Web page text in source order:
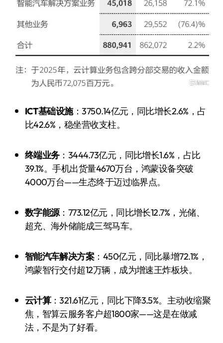
ICT基础设施：3750.14亿元，同比增长2.6%，占
比42.6%，稳坐营收支柱。
终端业务：3444.73亿元，同比增长1.6%，占比
39.1%。手机出货量4670万台，鸿蒙设备突破
4000万台——生态终于迈过临界点。
数字能源：773.12亿元，同比增长12.7%，光储、
超充、海外储能成三驾马车。
智能汽车解决方案：450亿元，同比暴增72.1%，
鸿蒙智行交付超12万辆，成为增速王炸板块。
云计算：321.61亿元，同比下降3.5%。主动收缩聚
焦，智算云服务客户超1800家——这是在做减
法，不是为了好看。